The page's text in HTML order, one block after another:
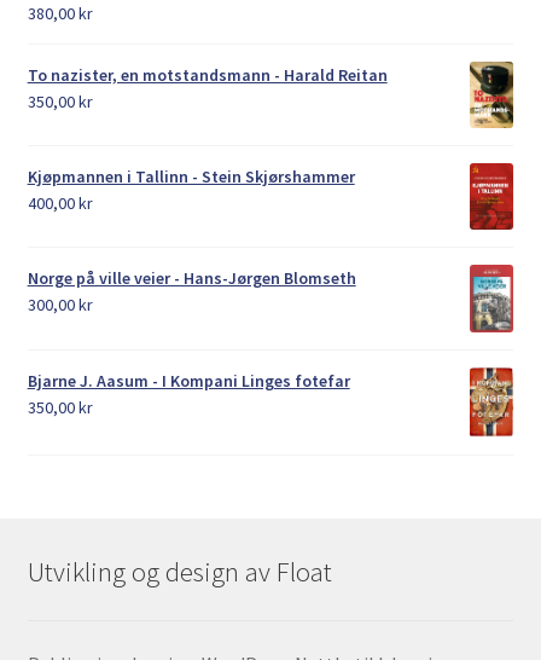
380,00kr
To nazister, en motstandsmann - Harald Reitan
350,00kr
Kjøpmannen i Tallinn - Stein Skjørshammer
400,00kr
Norge på ville veier - Hans-Jørgen Blomseth
300,00kr
Bjarne J. Aasum - I Kompani Linges fotefar
350,00kr
Utvikling og design av Float